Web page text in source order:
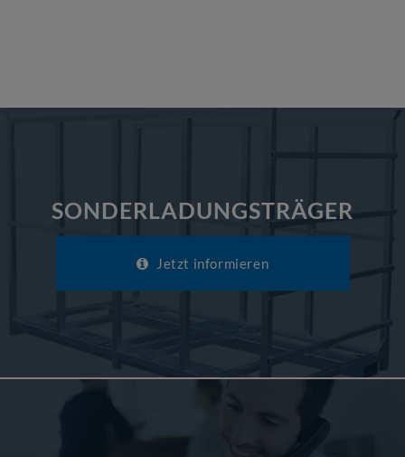
SONDERLADUNGSTRÄGER
Jetzt informieren